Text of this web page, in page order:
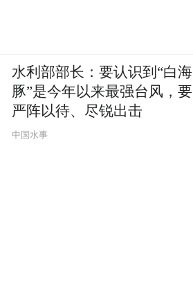
水利部部长：要认识到“白海
豚”是今年以来最强台风，要
严阵以待、尽锐出击
中国水事